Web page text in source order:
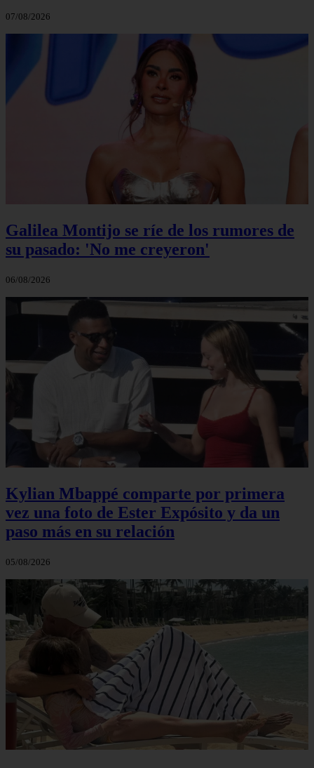
07/08/2026
Galilea Montijo se ríe de los rumores de
su pasado: 'No me creyeron'
06/08/2026
Kylian Mbappé comparte por primera
vez una foto de Ester Expósito y da un
paso más en su relación
05/08/2026